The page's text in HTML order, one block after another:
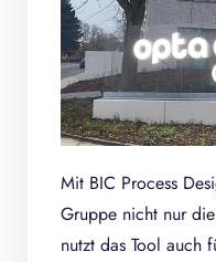
Mit BIC Process
Gruppe nicht nur
nutzt das Tool auch